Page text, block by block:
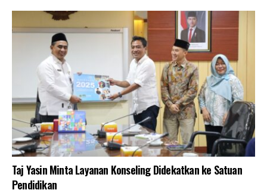
Taj Yasin Minta Layanan Konseling Didekatkan ke Satuan
Pendidikan